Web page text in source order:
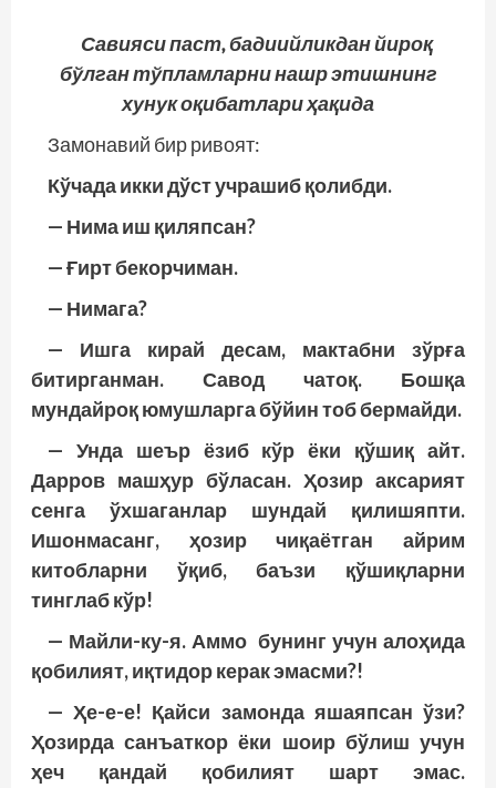
Савияси паст, бадиийликдан йироқ
бўлган тўпламларни нашр этишнинг
хунук оқибатлари ҳақида
Замонавий бир ривоят:
Кўчада икки дўст учрашиб қолибди.
— Нима иш қиляпсан?
— Ғирт бекорчиман.
— Нимага?
— Ишга кирай десам, мактабни зўрға
битирганман. Савод чатоқ. Бошқа
мундайроқ юмушларга бўйин тоб бермайди.
— Унда шеър ёзиб кўр ёки қўшиқ айт.
Дарров машҳур бўласан. Ҳозир аксарият
сенга ўхшаганлар шундай қилишяпти.
Ишонмасанг, ҳозир чиқаётган айрим
китобларни ўқиб, баъзи қўшиқларни
тинглаб кўр!
— Майли-ку-я. Аммо бунинг учун алоҳида
қобилият, иқтидор керак эмасми?!
— Ҳе-е-е! Қайси замонда яшаяпсан ўзи?
Ҳозирда санъаткор ёки шоир бўлиш учун
ҳеч қандай қобилият шарт эмас.